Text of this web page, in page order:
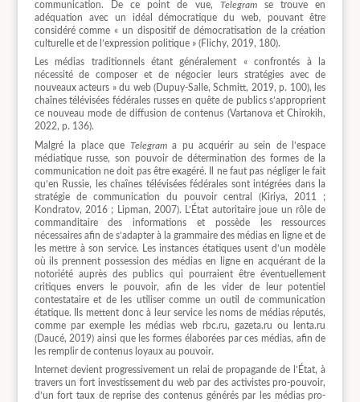
communication. De ce point de vue, Telegramse trouve en
adéquation avec un idéal démocratique du web, pouvant être
considéré comme « un dispositif de démocratisation de la création
culturelle et de l’expression politique » (Flichy, 2019, 180).
Les médias traditionnels étant généralement « confrontés à la
nécessité de composer et de négocier leurs stratégies avec de
nouveaux acteurs » du web (Dupuy-Salle, Schmitt, 2019, p. 100), les
chaînes télévisées fédérales russes en quête de publics s’approprient
ce nouveau mode de diffusion de contenus (Vartanova et Chirokih,
2022, p. 136).
Malgré la place que Telegrama pu acquérir au sein de l’espace
médiatique russe, son pouvoir de détermination des formes de la
communication ne doit pas être exagéré. Il ne faut pas négliger le fait
qu’en Russie, les chaînes télévisées fédérales sont intégrées dans la
stratégie de communication du pouvoir central (Kiriya, 2011 ;
Kondratov, 2016 ; Lipman, 2007). L’État autoritaire joue un rôle de
commanditaire des informations et possède les ressources
nécessaires afin de s’adapter à la grammaire des médias en ligne et de
les mettre à son service. Les instances étatiques usent d’un modèle
où ils prennent possession des médias en ligne en acquérant de la
notoriété auprès des publics qui pourraient être éventuellement
critiques envers le pouvoir, afin de les vider de leur potentiel
contestataire et de les utiliser comme un outil de communication
étatique. Ils mettent donc à leur service les noms de médias réputés,
comme par exemple les médias web rbc.ru, gazeta.ru ou lenta.ru
(Daucé, 2019) ainsi que les formes élaborées par ces médias, afin de
les remplir de contenus loyaux au pouvoir.
Internet devient progressivement un relai de propagande de l’État, à
travers un fort investissement du web par des activistes pro-pouvoir,
d’un fort taux de reprise des contenus générés par les médias pro-